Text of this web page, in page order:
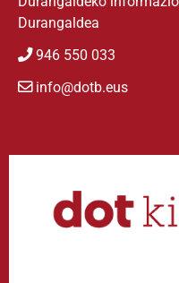
Durangaldea
946 550 033
info@dotb.eus